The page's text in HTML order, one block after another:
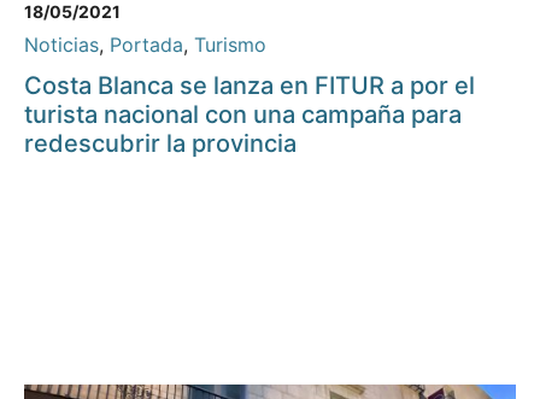
18/05/2021
Noticias, Portada, Turismo
Costa Blanca se lanza en FITUR a por el
turista nacional con una campaña para
redescubrir la provincia